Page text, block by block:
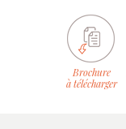
Brochure
à télécharger